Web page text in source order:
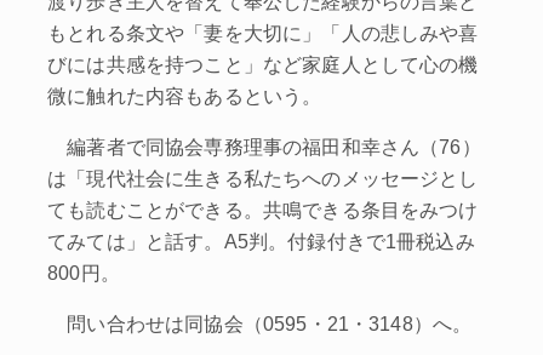
もとれる条文や「妻を大切に」「人の悲しみや喜
びには共感を持つこと」など家庭人として心の機
微に触れた内容もあるという。
編著者で同協会専務理事の福田和幸さん（76）
は「現代社会に生きる私たちへのメッセージとし
ても読むことができる。共鳴できる条目をみつけ
てみては」と話す。A5判。付録付きで1冊税込み
800円。
問い合わせは同協会（0595・21・3148）へ。